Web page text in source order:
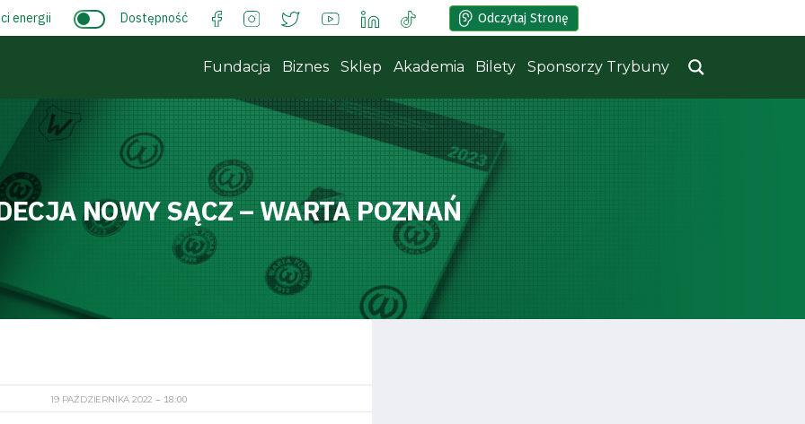
energii Dostępność Odczytaj Stronę
Fundacja Biznes Sklep Akademia Bilety Sponsorzy Trybuny
NOWY SĄCZ – WARTA POZNAŃ
19 PAŹDZIERNIKA 2022 18:00